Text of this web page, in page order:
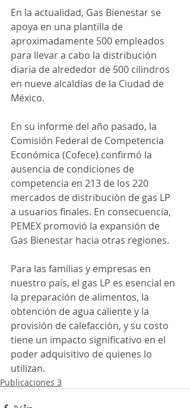
En la actualidad, Gas Bienestar se
apoya en una plantilla de
aproximadamente 500 empleados
para llevar a cabo la distribución
diaria de alrededor de 500 cilindros
en nueve alcaldías de la Ciudad de
México.
En su informe del año pasado, la
Comisión Federal de Competencia
Económica (Cofece) confirmó la
ausencia de condiciones de
competencia en 213 de los 220
mercados de distribución de gas LP
a usuarios finales. En consecuencia,
PEMEX promovió la expansión de
Gas Bienestar hacia otras regiones.
Para las familias y empresas en
nuestro país, el gas LP es esencial en
la preparación de alimentos, la
obtención de agua caliente y la
provisión de calefacción, y su costo
tiene un impacto significativo en el
poder adquisitivo de quienes lo
utilizan.
Publicaciones 3